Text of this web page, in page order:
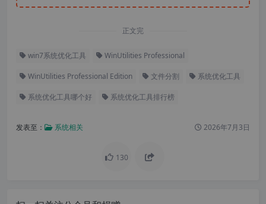
正文完
win7系统优化工具 WinUtilities Professional
WinUtilities Professional Edition 文件分割 系统优化工具
系统优化工具哪个好 系统优化工具排行榜
发表至： 系统相关 2026年7月3日
130